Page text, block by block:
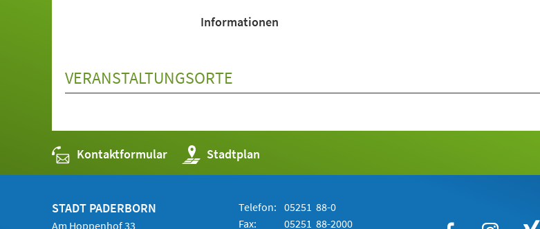
Informationen
VERANSTALTUNGSORTE
Kontaktformular Stadtplan
(Öffnet
in
einem
STADT PADERBORN
Am Hoppenhof 33
Telefon: 05251 88-0
Fax:
05251 88-2000